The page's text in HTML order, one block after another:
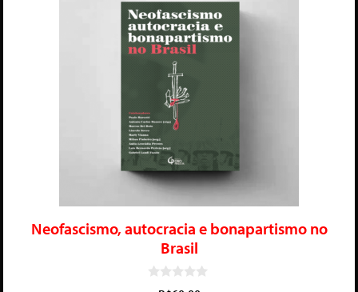
Neofascismo, autocracia e bonapartismo no
Brasil